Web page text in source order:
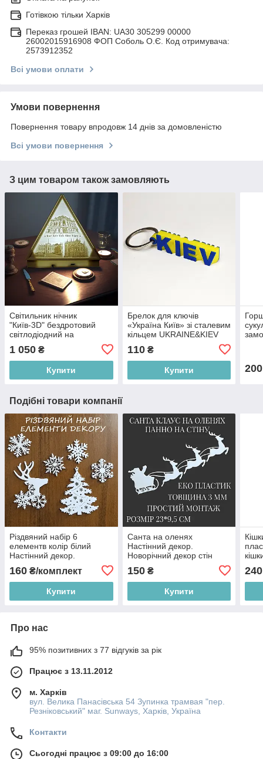
Готівкою тільки Харків
Переказ грошей IBAN: UA30 305299 00000
26002015916908 ФОП Соболь О.Є. Код отримувача:
2573912352
Всі умови оплати
Умови повернення
Повернення товару впродовж 14 днів за домовленістю
Всі умови повернення
З цим товаром також замовляють
Світильник нічник
"Київ-3D" бездротовий
світлодіодний на
1 050 ₴
Купити
Брелок для ключів
«Україна Київ» зі сталевим
кільцем UKRAINE&KIEV
110₴
Купити 200
Подібні товари компанії
Різдвяний набір 6
елементв колір білий
Настінний декор.
160 ₴/комплект
Купити
Санта на оленях
Настінний декор.
Новорічний декор стін
150₴
Купити
240
Про нас
95% позитивних з 77 відгуків за рік
Працює з 13.11.2012
м. Харків
вул. Велика Панасівська 54 Зупинка трамвая "пер.
Резніковський" маг. Sunways, Харків, Україна
Контакти
Сьогодні працює з 09:00 до 16:00